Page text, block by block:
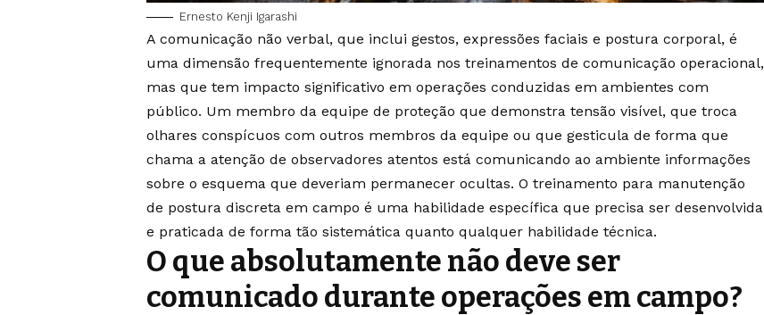
Ernesto Kenji Igarashi
A comunicação não verbal, que inclui gestos, expressões faciais e postura corporal, é
uma dimensão frequentemente ignorada nos treinamentos de comunicação operacional,
mas que tem impacto significativo em operações conduzidas em ambientes com
público. Um membro da equipe de proteção que demonstra tensão visível, que troca
olhares conspícuos com outros membros da equipe ou que gesticula de forma que
chama a atenção de observadores atentos está comunicando ao ambiente informações
sobre o esquema que deveriam permanecer ocultas. O treinamento para manutenção
de postura discreta em campo é uma habilidade específica que precisa ser desenvolvida
e praticada de forma tão sistemática quanto qualquer habilidade técnica.
O que absolutamente não deve ser
comunicado durante operações em campo?